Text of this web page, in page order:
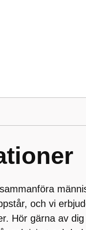
och vi
Hör gärna av